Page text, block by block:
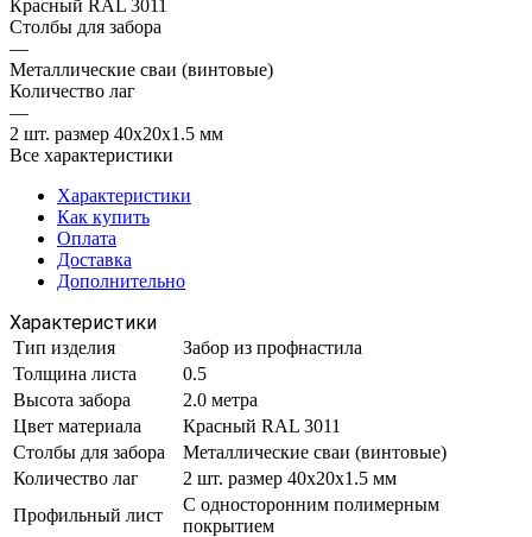
Красный RAL 3011
Столбы для забора
—
Металлические сваи (винтовые)
Количество лаг
—
2 шт. размер 40х20х1.5 мм
Все характеристики
Характеристики
Как купить
Оплата
Доставка
Дополнительно
Характеристики
Тип изделия
Забор из профнастила
Толщина листа
0.5
Высота забора
2.0 метра
Цвет материала
Красный RAL 3011
Столбы для забора
Металлические сваи (винтовые)
Количество лаг
2 шт. размер 40х20х1.5 мм
Профильный лист
С односторонним полимерным
покрытием